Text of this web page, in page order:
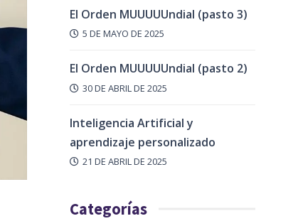
El Orden MUUUUUndial (pasto 3)
5 DE MAYO DE 2025
El Orden MUUUUUndial (pasto 2)
30 DE ABRIL DE 2025
Inteligencia Artificial y
aprendizaje personalizado
21 DE ABRIL DE 2025
Categorías